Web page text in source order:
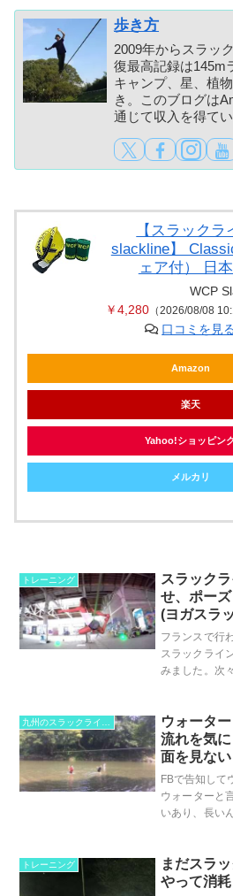
歩き方
2009年からスラッ
復最高記録は145m
キャンプ、星、植
き。このブログは
通じて収入を得てい
【スラック
slackline】
ェア付） 日
WCP
￥4,280（2026/08/08
口コミを見
Amazon
楽天
Yahoo!ショッピン
メルカリ
トレーニング
スラック
せ、ポー
(ヨガスラ
フランスで行
スラックライ
みました。次
るのは
ウォータ
流れを気
面を見な
のだ。世
のは消し
FBで告知して
ウォーターと
いあり、長い
人来ないだろ
トレーニング
まだスラ
やって消